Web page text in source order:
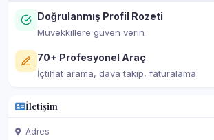
Doğrulanmış Profil Rozeti
Müvekkillere güven verin
70+ Profesyonel Araç
İçtihat arama, dava takip, faturalama
İletişim
Adres